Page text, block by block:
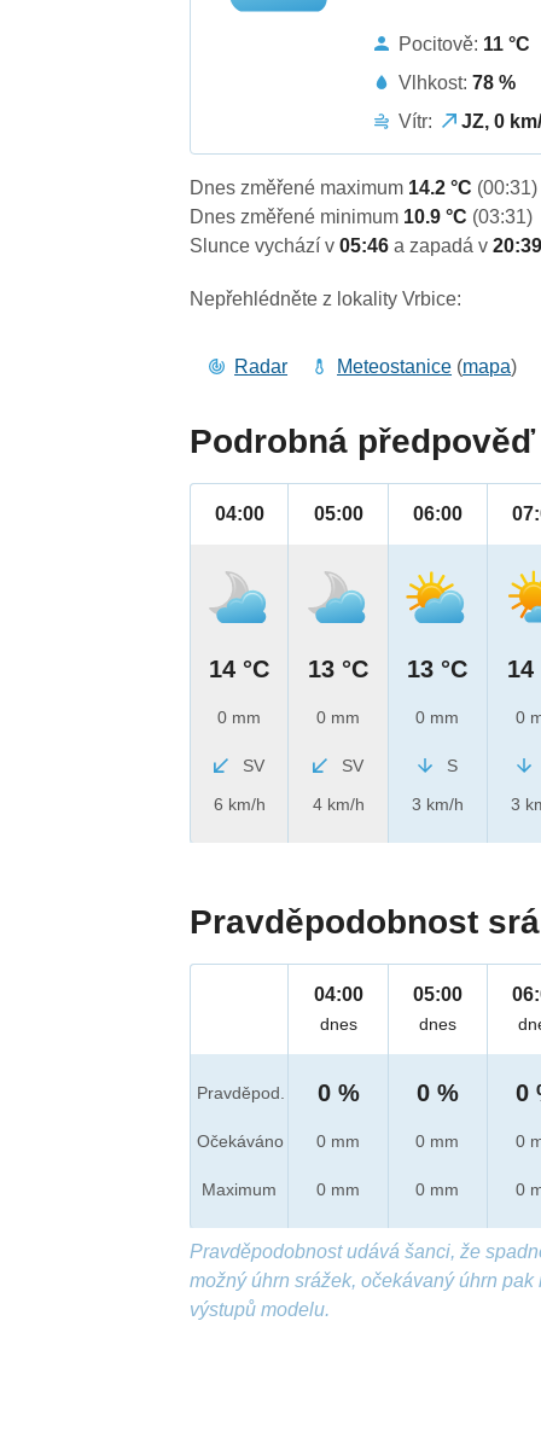
Pocitově: 11 °C
Vlhkost:78 %
Vítr:
JZ, 0
Dnes změřené maximum 14.2 °C (00:31)
Dnes změřené minimum 10.9 °C (03:31)
Slunce vychází v05:46a zapadá v
Nepřehlédněte z lokality Vrbice:
Radar Meteostanice (mapa)
Podrobná
04:00
14 °C
0 mm
SV
6 km/h
05:00
13 °C
0 mm
SV
4 km/h
06:00
13 °C
0 mm
S
3 km/h
14
0
3
Pravděpodobnost
Pravděpod.
Očekáváno
Maximum
04:00
dnes
0 %
0 mm
0 mm
05:00
dnes
0 %
0 mm
0 mm
0
0
0
Pravděpodobnost udává šanci, že
možný úhrn srážek, očekávaný úhrn
výstupů modelu.